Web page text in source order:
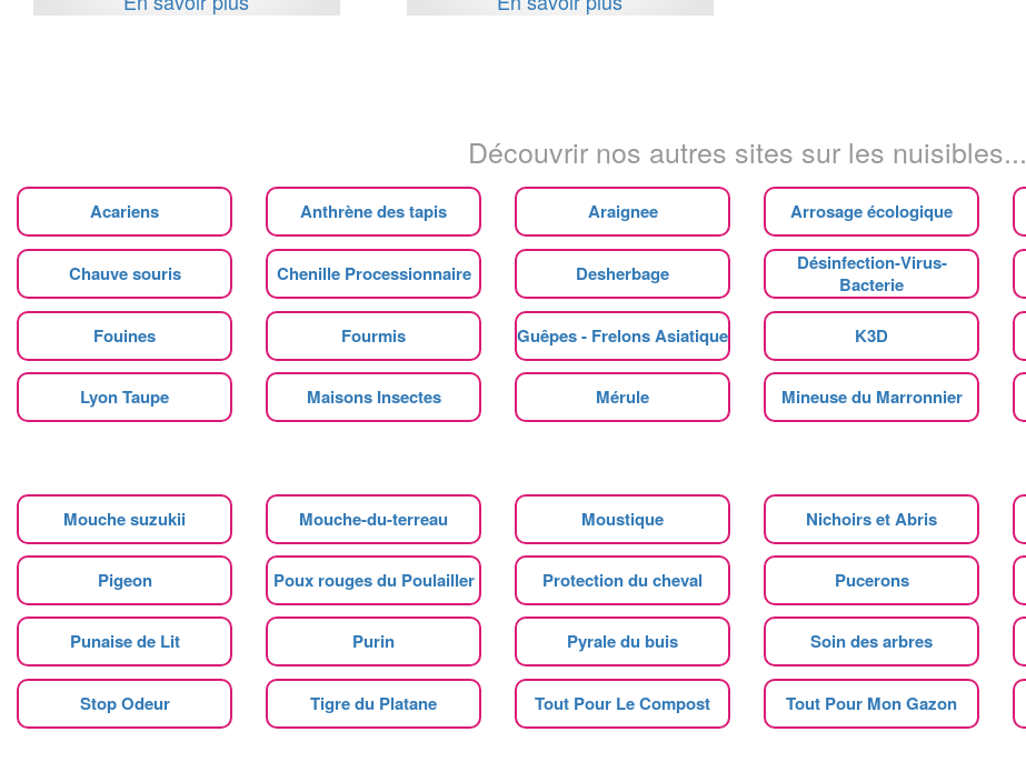
Découvrir nos autres sites sur les nuisibles...
Acariens Anthrène des tapis Araignee Arrosage écologique
Chauve souris Chenille Processionnaire Desherbage
Désinfection-Virus-
Bacterie
Fouines Fourmis Guêpes - Frelons Asiatique K3D
Lyon Taupe Maisons Insectes Mérule Mineuse du Marronnier
Mouche suzukii Mouche-du-terreau Moustique Nichoirs et Abris
Pigeon Poux rouges du Poulailler Protection du cheval Pucerons
Punaise de Lit Purin Pyrale du buis Soin des arbres
Stop Odeur Tigre du Platane Tout Pour Le Compost Tout Pour Mon Gazon